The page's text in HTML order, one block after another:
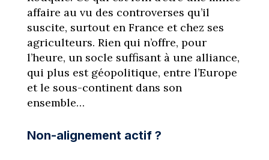
affaire au vu des controverses qu’il
suscite, surtout en France et chez ses
agriculteurs. Rien qui n’offre, pour
l’heure, un socle suffisant à une alliance,
qui plus est géopolitique, entre l’Europe
et le sous-continent dans son
ensemble…
Non-alignement actif ?